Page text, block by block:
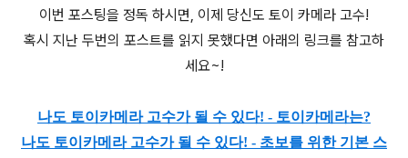
이번 포스팅을 정독 하시면, 이제 당신도 토이 카메라 고수!
혹시 지난 두번의 포스트를 읽지 못했다면 아래의 링크를 참고하
세요~!
나도 토이카메라 고수가 될 수 있다! - 토이카메라는?
나도 토이카메라 고수가 될 수 있다! - 초보를 위한 기본 스